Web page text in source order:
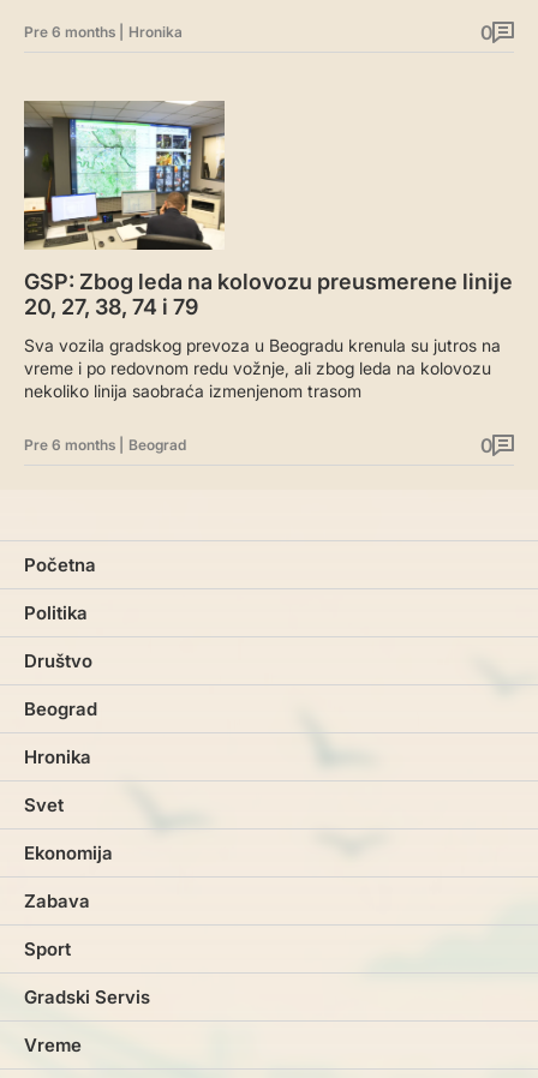
Pre 6 months Hronika 0
GSP: Zbog leda na kolovozu preusmerene linije
20, 27, 38, 74 i 79
Sva vozila gradskog prevoza u Beogradu krenula su jutros na
vreme i po redovnom redu vožnje, ali zbog leda na kolovozu
nekoliko linija saobraća izmenjenom trasom
Pre 6 months Beograd 0
Početna
Politika
Društvo
Beograd
Hronika
Svet
Ekonomija
Zabava
Sport
Gradski Servis
Vreme